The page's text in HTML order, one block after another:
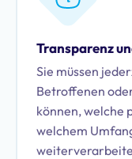
Transparenz
Sie müssen
Betroffenen
können, welche
welchem